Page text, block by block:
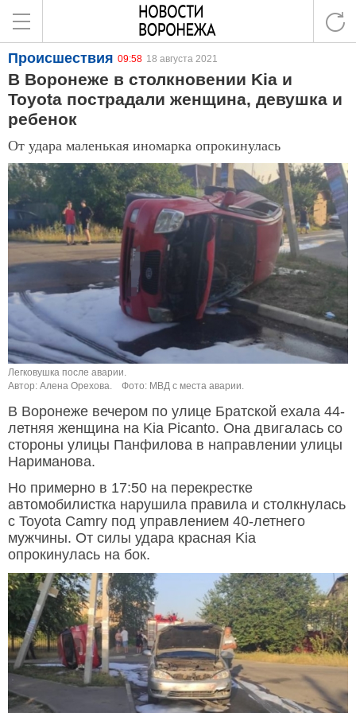
Происшествия 09:58 18 августа 2021
В Воронеже в столкновении Kia и
Toyota пострадали женщина, девушка и
ребенок
От удара маленькая иномарка опрокинулась
Легковушка после аварии.
Автор: Алена Орехова.
Фото: МВД с места аварии.
В Воронеже вечером по улице Братской ехала 44-
летняя женщина на Kia Picanto. Она двигалась со
стороны улицы Панфилова в направлении улицы
Нариманова.
Но примерно в 17:50 на перекрестке
автомобилистка нарушила правила и столкнулась
с Toyota Camry под управлением 40-летнего
мужчины. От силы удара красная Kia
опрокинулась на бок.